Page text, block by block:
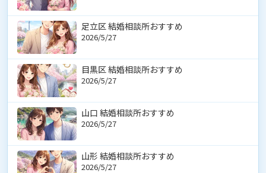
足立区 結婚相談所おすすめ
2026/5/27
目黒区 結婚相談所おすすめ
2026/5/27
山口 結婚相談所おすすめ
2026/5/27
山形 結婚相談所おすすめ
2026/5/27